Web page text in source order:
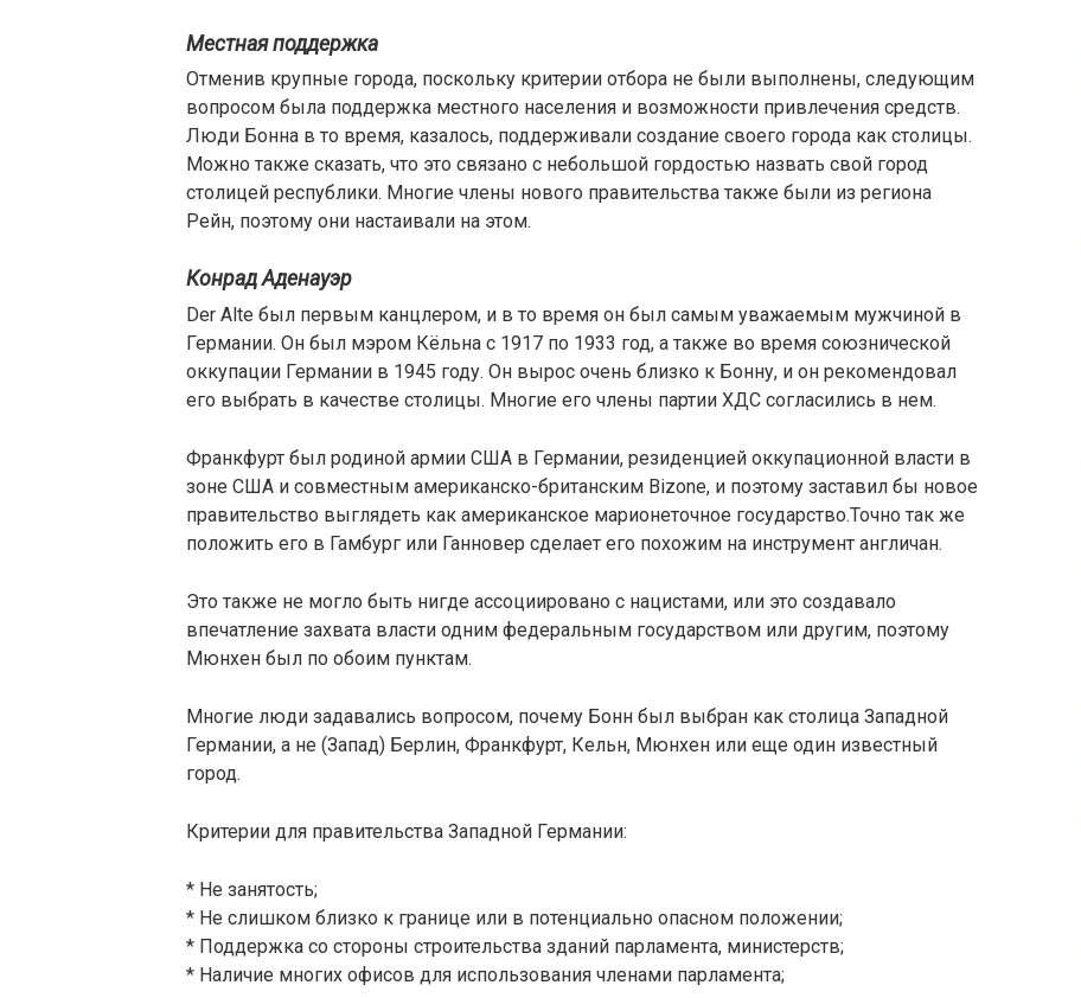
Местная поддержка
Отменив крупные города, поскольку критерии отбора не были выполнены, следующим
вопросом была поддержка местного населения и возможности привлечения средств.
Люди Бонна в то время, казалось, поддерживали создание своего города как столицы.
Можно также сказать, что это связано с небольшой гордостью назвать свой город
столицей республики. Многие члены нового правительства также были из региона
Рейн, поэтому они настаивали на этом.
Конрад Аденауэр
Der Alte был первым канцлером, и в то время он был самым уважаемым мужчиной в
Германии. Он был мэром Кёльна с 1917 по 1933 год, а также во время союзнической
оккупации Германии в 1945 году. Он вырос очень близко к Бонну, и он рекомендовал
его выбрать в качестве столицы. Многие его члены партии ХДС согласились в нем.
Франкфурт был родиной армии США в Германии, резиденцией оккупационной власти в
зоне США и совместным американско-британским Bizone, и поэтому заставил бы новое
правительство выглядеть как американское марионеточное государство.Точно так же
положить его в Гамбург или Ганновер сделает его похожим на инструмент англичан.
Это также не могло быть нигде ассоциировано с нацистами, или это создавало
впечатление захвата власти одним федеральным государством или другим, поэтому
Мюнхен был по обоим пунктам.
Многие люди задавались вопросом, почему Бонн был выбран как столица Западной
Германии, а не (Запад) Берлин, Франкфурт, Кельн, Мюнхен или еще один известный
город.
Критерии для правительства Западной Германии:
* Не занятость;
* Не слишком близко к границе или в потенциально опасном положении;
* Поддержка со стороны строительства зданий парламента, министерств;
* Наличие многих офисов для использования членами парламента;